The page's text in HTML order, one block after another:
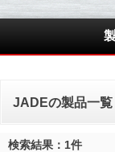
JADEの製品一覧
検索結果：1件